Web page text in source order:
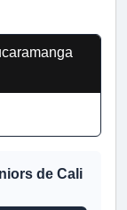
de Cali